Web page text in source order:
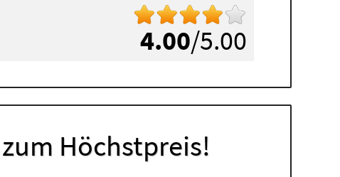
4.00/5.00
Höchstpreis!